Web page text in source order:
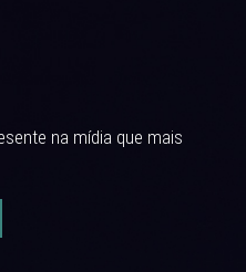
na mídia que mais